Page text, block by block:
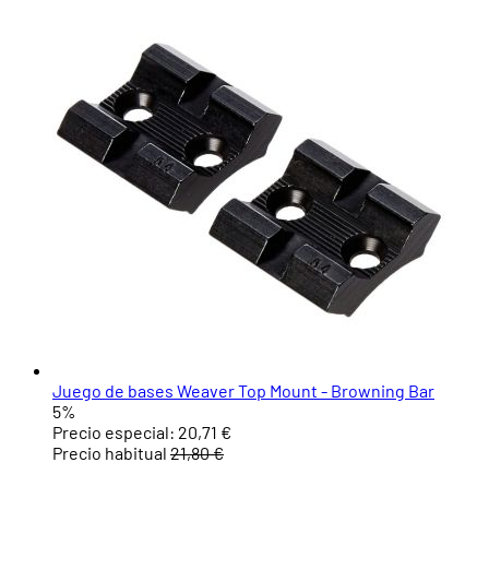
Juego de bases Weaver Top Mount - Browning Bar
5%
Precio especial: 20,71 €
Precio habitual 21,80 €